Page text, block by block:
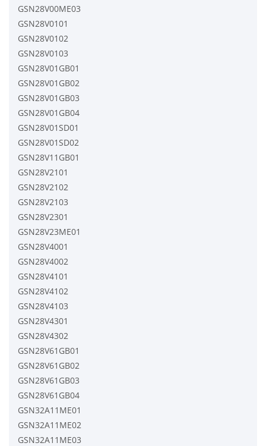
GSN28V00ME03
GSN28V0101
GSN28V0102
GSN28V0103
GSN28V01GB01
GSN28V01GB02
GSN28V01GB03
GSN28V01GB04
GSN28V01SD01
GSN28V01SD02
GSN28V11GB01
GSN28V2101
GSN28V2102
GSN28V2103
GSN28V2301
GSN28V23ME01
GSN28V4001
GSN28V4002
GSN28V4101
GSN28V4102
GSN28V4103
GSN28V4301
GSN28V4302
GSN28V61GB01
GSN28V61GB02
GSN28V61GB03
GSN28V61GB04
GSN32A11ME01
GSN32A11ME02
GSN32A11ME03